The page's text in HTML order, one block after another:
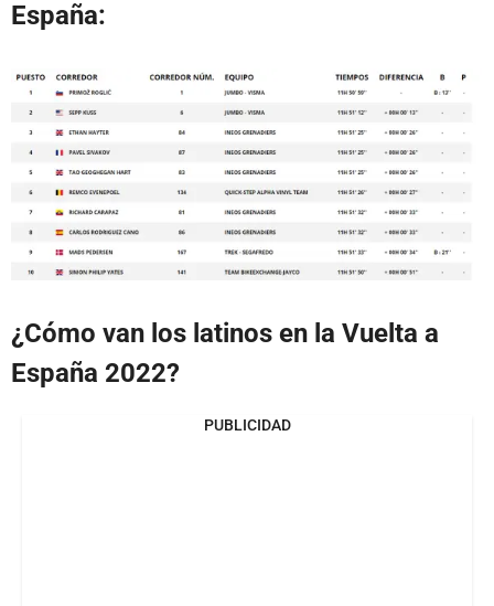
España:
¿Cómo van los latinos en la Vuelta a
España 2022?
PUBLICIDAD